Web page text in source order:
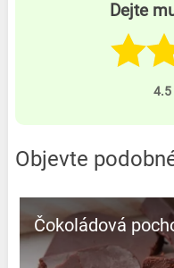
Dejte
4.5
Objevte
Čokoládová